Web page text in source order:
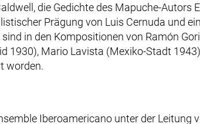
die Gedichte des Mapuche-Autors
Prägung von Luis Cernuda und
sind in den Kompositionen von Ramón
1930), Mario Lavista (Mexiko-Stadt
worden.
Iberoamericano unter der Leitung